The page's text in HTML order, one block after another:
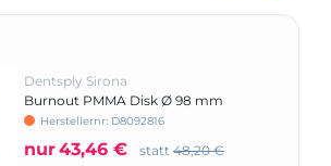
Dentsply Sirona
Burnout PMMA Disk Ø 98 mm
Herstellernr: D8092816
nur43,46 € statt 48,20 €